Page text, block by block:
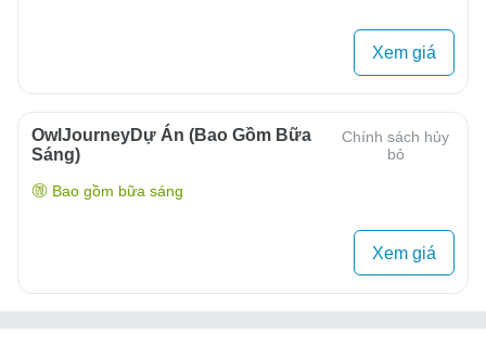
Xem giá
OwlJourneyDự Án (Bao Gồm Bữa
Sáng)
Chính sách hủy
bỏ
Bao gồm bữa sáng
Xem giá